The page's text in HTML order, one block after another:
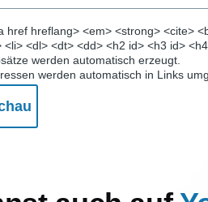
href hreflang> <em> <strong> <cite>
<dl> <dt> <dd> <h2 id> <h3 id>
werden automatisch erzeugt.
werden automatisch in Links